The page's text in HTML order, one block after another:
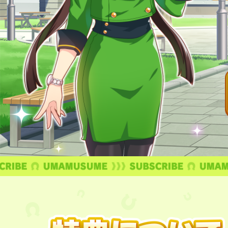
ユーザーサポート このサイトについて プライバシーポリシー利用規約商標